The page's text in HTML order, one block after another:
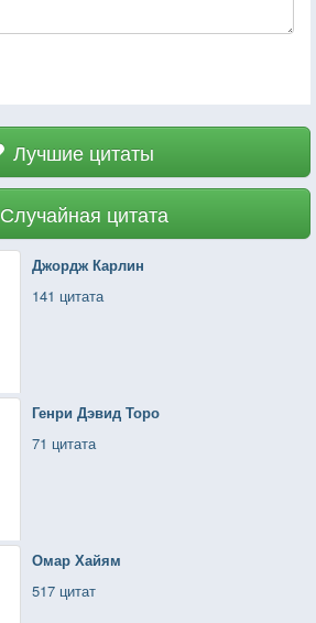
Лучшие цитаты
Случайная цитата
Джордж Карлин
141 цитата
Генри Дэвид Торо
71 цитата
Омар Хайям
517 цитат